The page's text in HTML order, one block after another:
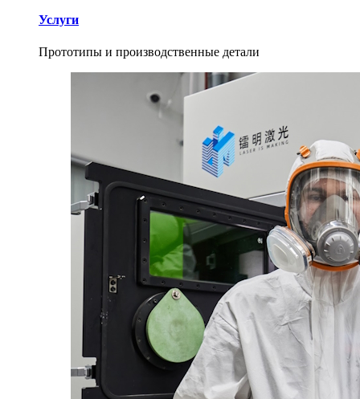
Услуги
Прототипы и производственные детали